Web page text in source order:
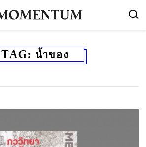
TAG: น้ำของ